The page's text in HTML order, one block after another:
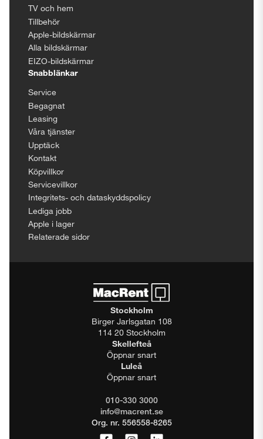
TV och hem
Tillbehör
Apple-bildskärmar
Alla bildskärmar
EIZO-bildskärmar
Snabblänkar
Service
Begagnat
Leasing
Våra tjänster
Upptäck
Kontakt
Köpvillkor
Servicevillkor
Integritets- och dataskyddspolicy
Lediga jobb
Apple i lager
Relaterade sidor
Stockholm
Birger Jarlsgatan 108
114 20 Stockholm
Skellefteå
Öppnar snart
Luleå
Öppnar snart
010-330 3000
info@macrent.se
Org. nr. 556558-8265